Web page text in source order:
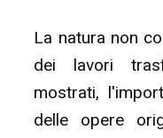
La natura non
dei lavori
mostrati,
delle opere